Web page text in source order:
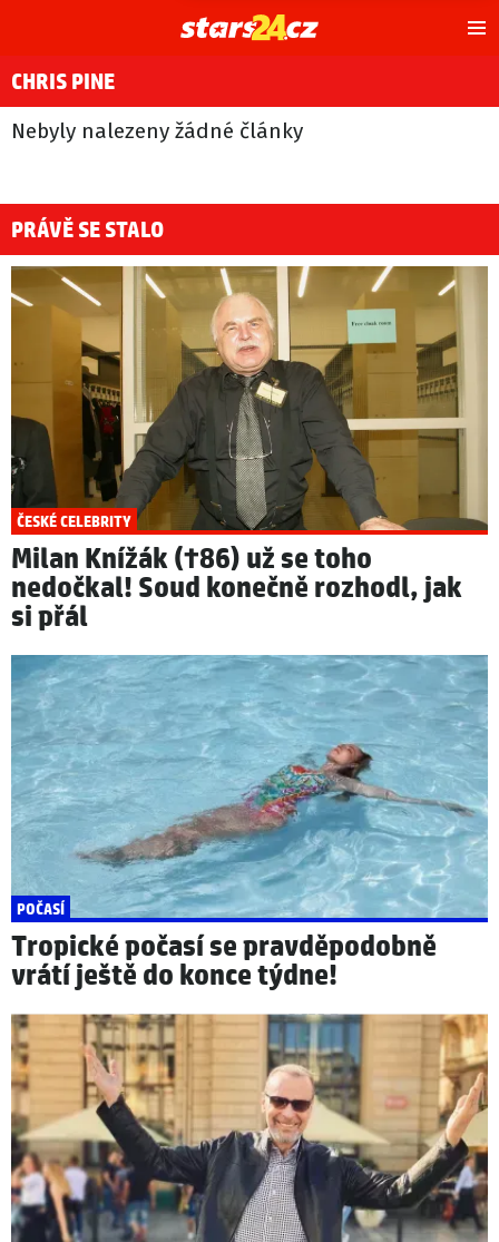
CHRIS PINE
Nebyly nalezeny žádné články
PRÁVĚ SE STALO
ČESKÉ CELEBRITY
Milan Knížák (†86) už se toho
nedočkal! Soud konečně rozhodl, jak
si přál
POČASÍ
Tropické počasí se pravděpodobně
vrátí ještě do konce týdne!